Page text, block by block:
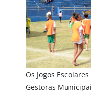
Os Jogos
Gestoras